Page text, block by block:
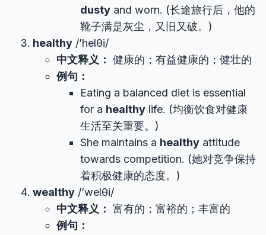
dusty and worn. (长途旅行后，他的
靴子满是灰尘，又旧又破。)
healthy /’helθi/
中文释义： 健康的；有益健康的；健壮的
例句：
Eating a balanced diet is essential
for a healthy life. (均衡饮食对健康
生活至关重要。)
She maintains a healthy attitude
towards competition. (她对竞争保持
着积极健康的态度。)
wealthy /’welθi/
中文释义： 富有的；富裕的；丰富的
例句：